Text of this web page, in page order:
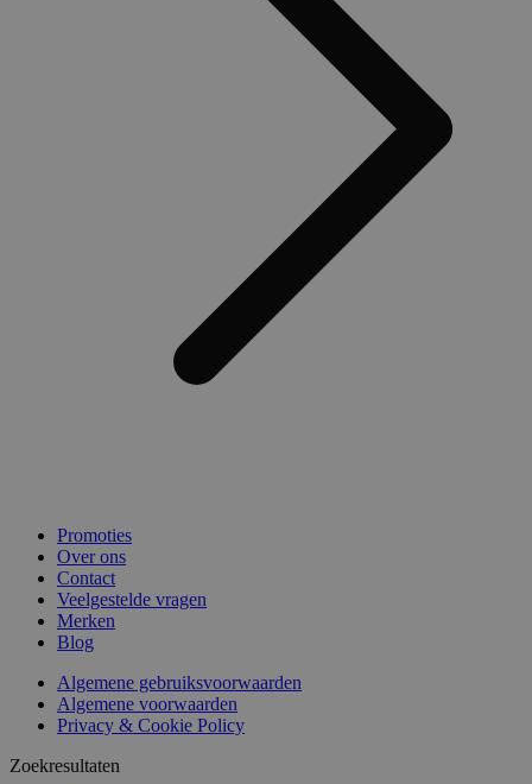
Promoties
Over ons
Contact
Veelgestelde vragen
Merken
Blog
Algemene gebruiksvoorwaarden
Algemene voorwaarden
Privacy & Cookie Policy
Zoekresultaten